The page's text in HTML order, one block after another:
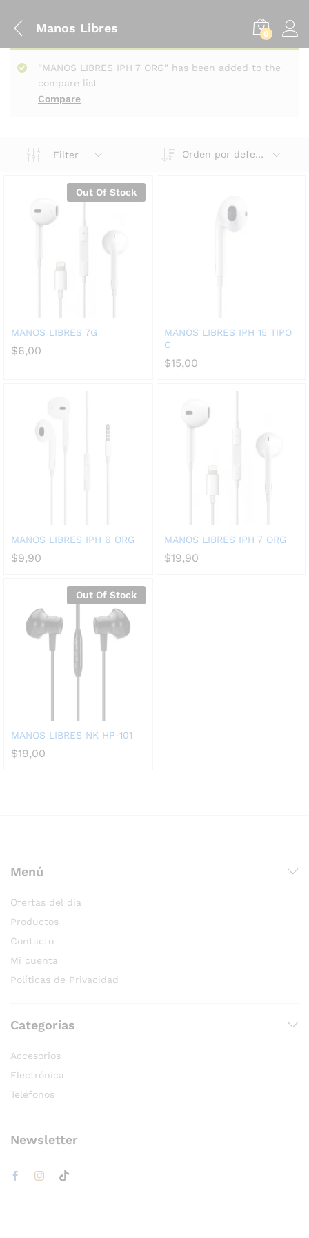
Manos Libres 0
Compare
“MANOS LIBRES IPH 7 ORG” has been added to the
compare list
Filter Orden por defecto
Out Of Stock
MANOS LIBRES 7G
$6,00
MANOS LIBRES IPH 15 TIPO
C
$15,00
MANOS LIBRES IPH 6 ORG
$9,90
MANOS LIBRES IPH 7 ORG
$19,90
Out Of Stock
MANOS LIBRES NK HP-101
$19,00
Menú
Ofertas del día
Productos
Contacto
Mi cuenta
Políticas de Privacidad
Categorías
Accesorios
Electrónica
Teléfonos
Newsletter